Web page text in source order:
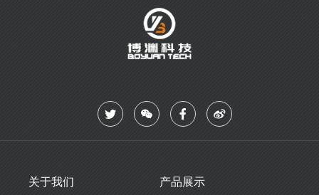
关于我们 产品展示